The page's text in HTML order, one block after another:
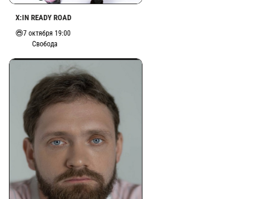
X:IN READY ROAD
7 октября 19:00
Свобода